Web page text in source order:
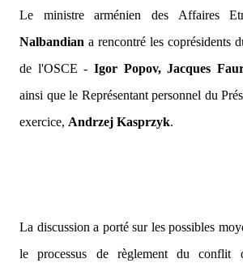
Le ministre arménien des Affaires
Nalbandian a rencontré les coprésidents
de l'OSCE - Igor Popov, Jacques
ainsi que le Représentant personnel du
exercice, Andrzej Kasprzyk.
La discussion a porté sur les possibles
le processus de règlement du conflit